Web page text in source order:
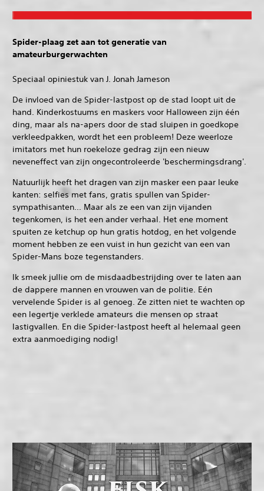
Spider-plaag zet aan tot generatie van
amateurburgerwachten
Speciaal opiniestuk van J. Jonah Jameson
De invloed van de Spider-lastpost op de stad loopt uit de
hand. Kinderkostuums en maskers voor Halloween zijn één
ding, maar als na-apers door de stad sluipen in goedkope
verkleedpakken, wordt het een probleem! Deze weerloze
imitators met hun roekeloze gedrag zijn een nieuw
neveneffect van zijn ongecontroleerde 'beschermingsdrang'.
Natuurlijk heeft het dragen van zijn masker een paar leuke
kanten: selfies met fans, gratis spullen van Spider-
sympathisanten... Maar als ze een van zijn vijanden
tegenkomen, is het een ander verhaal. Het ene moment
spuiten ze ketchup op hun gratis hotdog, en het volgende
moment hebben ze een vuist in hun gezicht van een van
Spider-Mans boze tegenstanders.
Ik smeek jullie om de misdaadbestrijding over te laten aan
de dappere mannen en vrouwen van de politie. Eén
vervelende Spider is al genoeg. Ze zitten niet te wachten op
een legertje verklede amateurs die mensen op straat
lastigvallen. En die Spider-lastpost heeft al helemaal geen
extra aanmoediging nodig!